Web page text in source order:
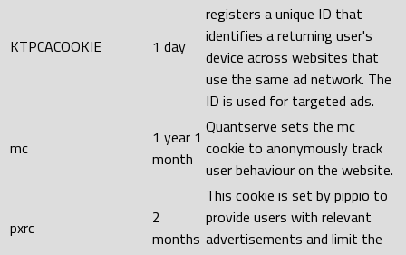
KTPCACOOKIE 1 day
registers a unique ID that
identifies a returning user's
device across websites that
use the same ad network. The
ID is used for targeted ads.
mc
1 year 1
month
Quantserve sets the mc
cookie to anonymously track
user behaviour on the website.
pxrc
2
months
This cookie is set by pippio to
provide users with relevant
advertisements and limit the